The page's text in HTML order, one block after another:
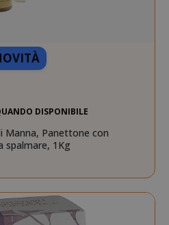
DISPONIBILE
Manna, Panettone con
spalmare, 1Kg